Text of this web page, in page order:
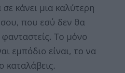
κάνει μια καλύτερη
που εσύ δεν θα
Το μόνο
εμπόδιο είναι, το να
καταλάβεις.